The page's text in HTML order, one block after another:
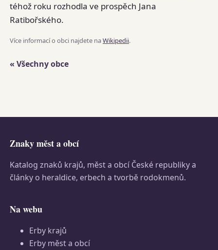
téhož roku rozhodla ve prospěch Jana
Ratibořského.
Více informací o obci najdete naWikipedii.
« Všechny obce
Znaky měst a obcí
Katalog znaků krajů, měst a obcí České republiky a
články o heraldice, erbech a tvorbě rodokmenů.
Na webu
Erby krajů
Erby měst a obcí